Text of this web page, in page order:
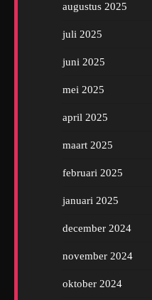
augustus 2025
juli 2025
juni 2025
mei 2025
april 2025
maart 2025
februari 2025
januari 2025
december 2024
november 2024
oktober 2024